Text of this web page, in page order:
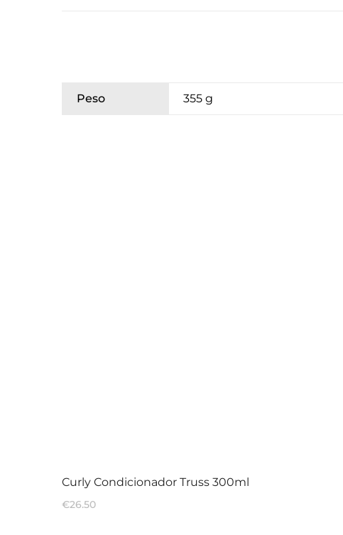
Peso 355 g
Curly Condicionador Truss 300ml
€26.50